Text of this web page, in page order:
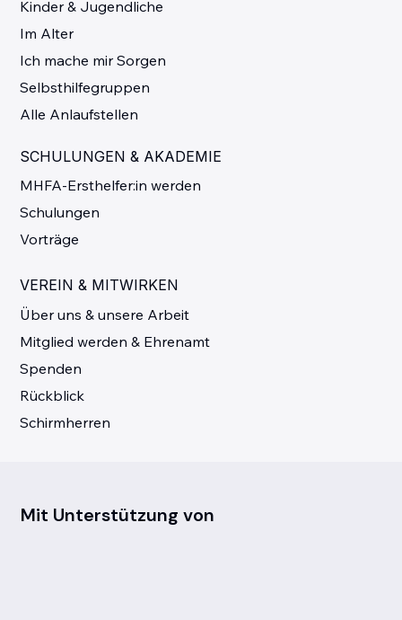
Kinder & Jugendliche
Im Alter
Ich mache mir Sorgen
Selbsthilfegruppen
Alle Anlaufstellen
SCHULUNGEN & AKADEMIE
MHFA-Ersthelfer:in werden
Schulungen
Vorträge
VEREIN & MITWIRKEN
Über uns & unsere Arbeit
Mitglied werden & Ehrenamt
Spenden
Rückblick
Schirmherren
Mit Unterstützung von